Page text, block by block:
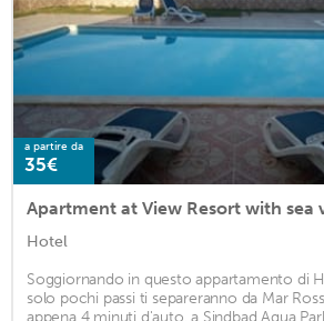
a partire da
35€
Apartment at View Resort with sea
Hotel
Soggiornando in questo appartamento di
solo pochi passi ti separeranno da Mar
appena 4 minuti d'auto, a Sindbad Aqua